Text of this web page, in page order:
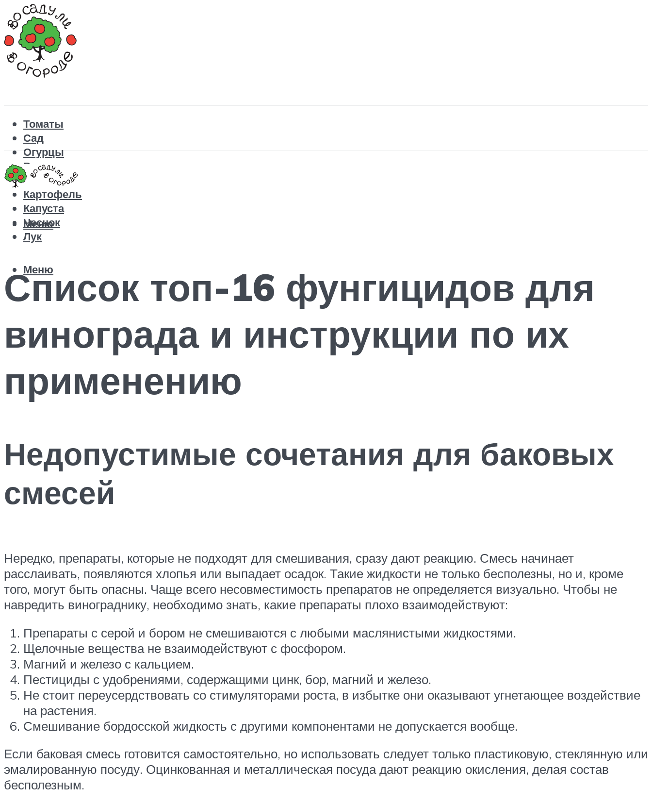
Томаты
Сад
Огурцы
Рецепты
Перец
Картофель
Капуста
Чеснок
Лук
Меню
Меню
Список топ-16 фунгицидов для
винограда и инструкции по их
применению
Недопустимые сочетания для баковых
смесей
Нередко, препараты, которые не подходят для смешивания, сразу дают реакцию. Смесь начинает
расслаивать, появляются хлопья или выпадает осадок. Такие жидкости не только бесполезны, но и, кроме
того, могут быть опасны. Чаще всего несовместимость препаратов не определяется визуально. Чтобы не
навредить винограднику, необходимо знать, какие препараты плохо взаимодействуют:
Препараты с серой и бором не смешиваются с любыми маслянистыми жидкостями.
Щелочные вещества не взаимодействуют с фосфором.
Магний и железо с кальцием.
Пестициды с удобрениями, содержащими цинк, бор, магний и железо.
Не стоит переусердствовать со стимуляторами роста, в избытке они оказывают угнетающее воздействие
на растения.
Смешивание бордосской жидкость с другими компонентами не допускается вообще.
Если баковая смесь готовится самостоятельно, но использовать следует только пластиковую, стеклянную или
эмалированную посуду. Оцинкованная и металлическая посуда дают реакцию окисления, делая состав
бесполезным.